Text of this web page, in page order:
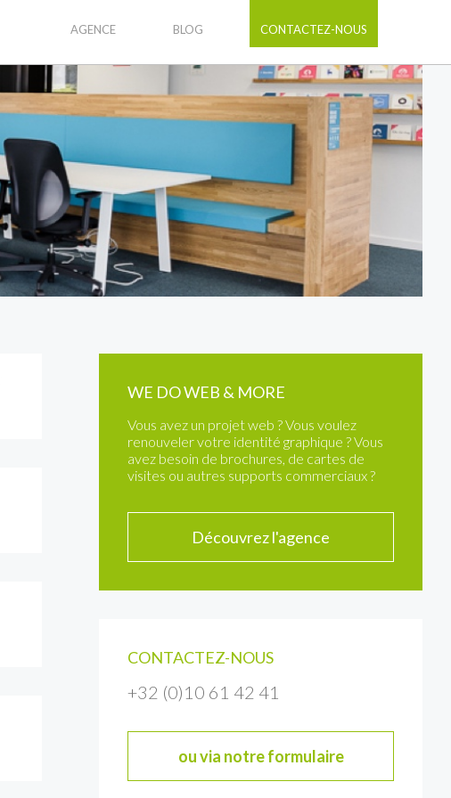
AGENCE BLOG CONTACTEZ-NOUS
WE DO WEB & MORE
Vous avez un projet web ? Vous voulez
renouveler votre identité graphique ? Vous
avez besoin de brochures, de cartes de
visites ou autres supports commerciaux ?
Découvrez l'agence
CONTACTEZ-NOUS
+32 (0)10 61 42 41
ou via notre formulaire